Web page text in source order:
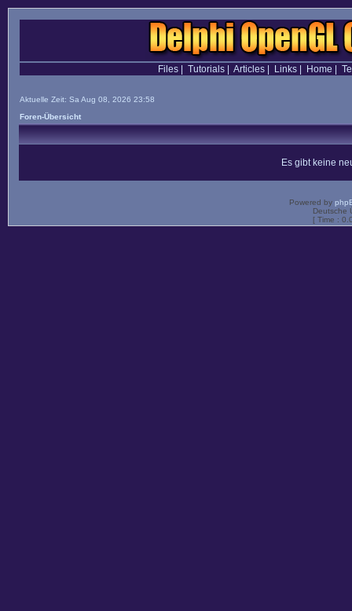
Files| Tutorials| Articles| Links| Home
Aktuelle Zeit: Sa Aug 08, 2026 23:58
Foren-Übersicht
Es gibt keine
Powered by
Deutsche
[ Time :